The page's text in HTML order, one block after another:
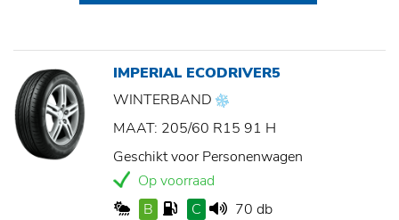
IMPERIAL ECODRIVER5
WINTERBAND
MAAT: 205/60 R15 91 H
Geschikt voor Personenwagen
Op voorraad
B
C
70 db